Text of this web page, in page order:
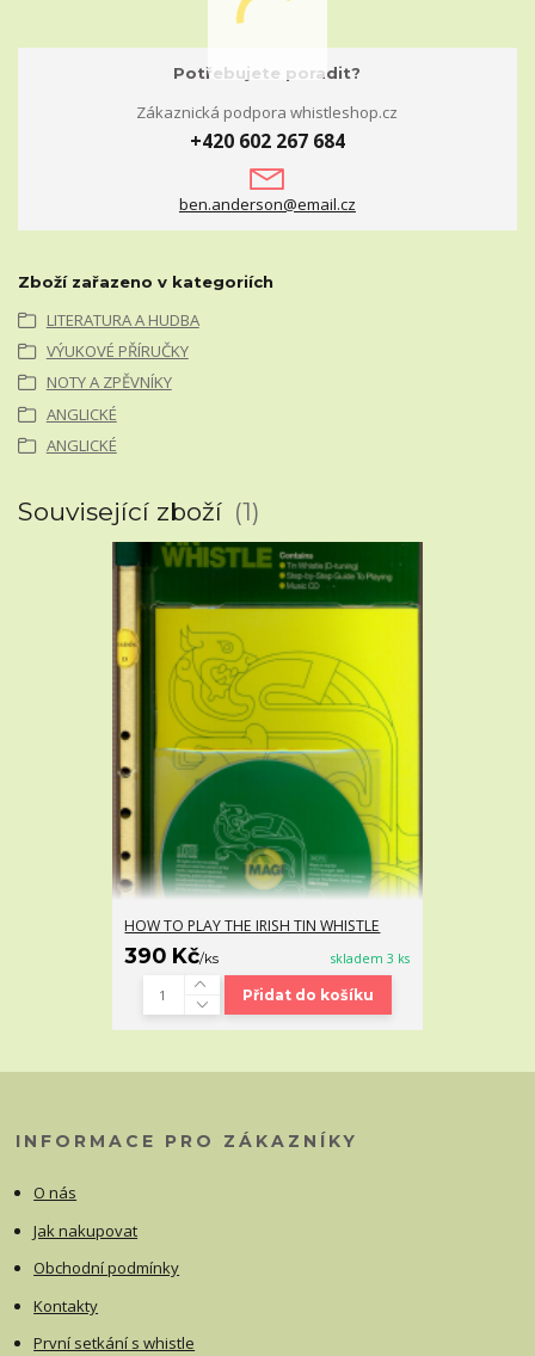
Potřebujete poradit?
Zákaznická podpora whistleshop.cz
+420 602 267 684
ben.anderson@email.cz
Zboží zařazeno v kategoriích
LITERATURA A HUDBA
VÝUKOVÉ PŘÍRUČKY
NOTY A ZPĚVNÍKY
ANGLICKÉ
ANGLICKÉ
Související zboží 1
HOW TO PLAY THE IRISH TIN WHISTLE
390 Kč/ks skladem 3 ks
Přidat do košíku
INFORMACE PRO ZÁKAZNÍKY
O nás
Jak nakupovat
Obchodní podmínky
Kontakty
První setkání s whistle